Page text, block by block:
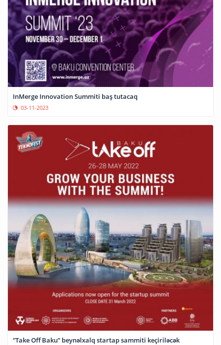
InMerge Innovation Summiti baş tutacaq
03-11-2023
“Take Off Baku” beynəlxalq startap sammiti keçiriləcək